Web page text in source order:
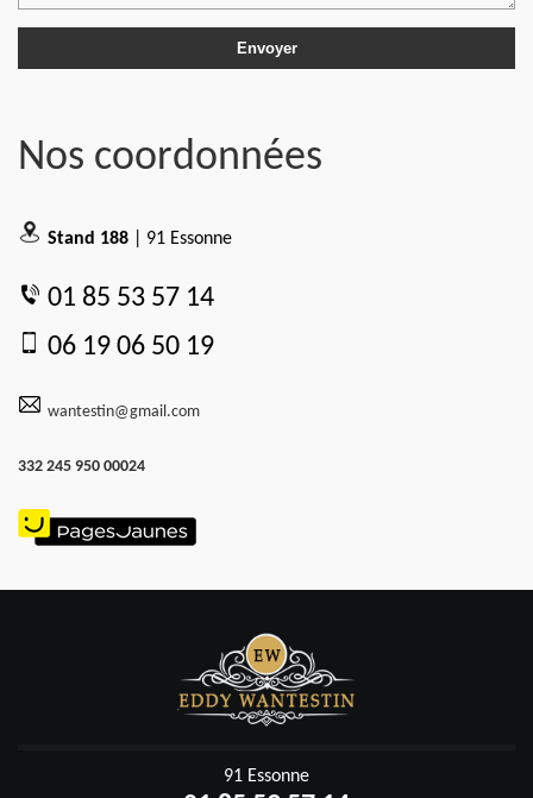
Nos coordonnées
Stand 188 | 91 Essonne
01 85 53 57 14
06 19 06 50 19
wantestin@gmail.com
332 245 950 00024
91 Essonne